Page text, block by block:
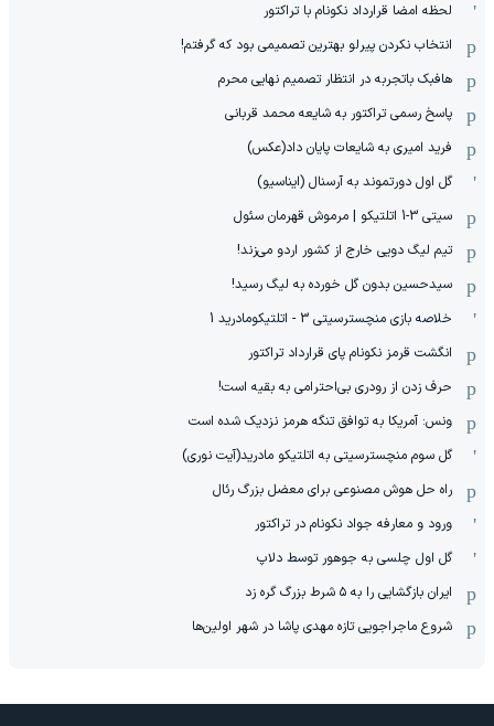
لحظه امضا قرارداد نکونام با تراکتور
انتخاب نکردن پیرلو بهترین تصمیمی بود که گرفتم!
هافبک باتجربه در انتظار تصمیم نهایی محرم
پاسخ رسمی تراکتور به شایعه محمد قربانی
فرید امیری به شایعات پایان داد(عکس)
گل اول دورتموند به آرسنال (ایناسیو)
سیتی 3-1 اتلتیکو | مرموش قهرمان سئول
تیم لیگ دویی خارج از کشور اردو می‌زند!
سیدحسین بدون گل خورده به لیگ رسید!
خلاصه بازی منچسترسیتی 3 - اتلتیکومادرید 1
انگشت قرمز نکونام پای قرارداد تراکتور
حرف زدن از رودری بی‌احترامی به بقیه است!
ونس: آمریکا به توافق تنگه هرمز نزدیک شده است
گل سوم منچسترسیتی به اتلتیکو مادرید(آیت نوری)
راه حل هوش مصنوعی برای معضل بزرگ رئال
ورود و معارفه جواد نکونام در تراکتور
گل اول چلسی به جوهور توسط دلاپ
ایران بازگشایی را به ۵ شرط بزرگ گره زد
شروع ماجراجویی تازه مهدی پاشا در شهر اولین‌ها